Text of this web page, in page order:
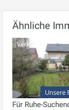
Ähnliche
Verkauft
Unsere
Für Ruhe-